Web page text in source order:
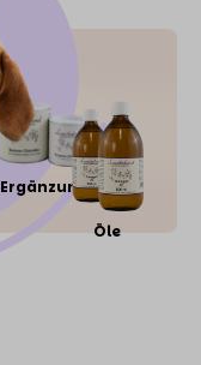
Ergänzung
Öle